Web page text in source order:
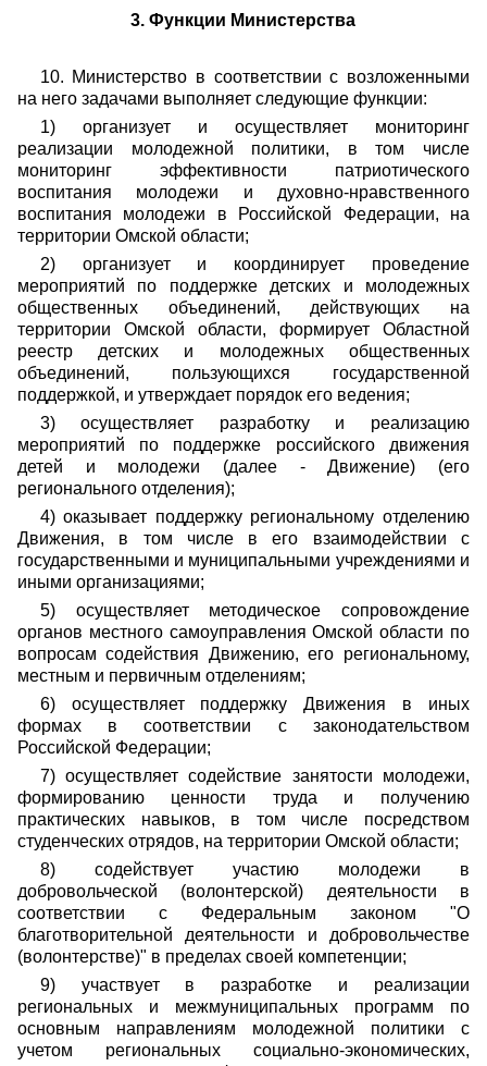
3. Функции Министерства
10. Министерство в соответствии с возложенными
на него задачами выполняет следующие функции:
1) организует и осуществляет мониторинг
реализации молодежной политики, в том числе
мониторинг эффективности патриотического
воспитания молодежи и духовно-нравственного
воспитания молодежи в Российской Федерации, на
территории Омской области;
2) организует и координирует проведение
мероприятий по поддержке детских и молодежных
общественных объединений, действующих на
территории Омской области, формирует Областной
реестр детских и молодежных общественных
объединений, пользующихся государственной
поддержкой, и утверждает порядок его ведения;
3) осуществляет разработку и реализацию
мероприятий по поддержке российского движения
детей и молодежи (далее - Движение) (его
регионального отделения);
4) оказывает поддержку региональному отделению
Движения, в том числе в его взаимодействии с
государственными и муниципальными учреждениями и
иными организациями;
5) осуществляет методическое сопровождение
органов местного самоуправления Омской области по
вопросам содействия Движению, его региональному,
местным и первичным отделениям;
6) осуществляет поддержку Движения в иных
формах в соответствии с законодательством
Российской Федерации;
7) осуществляет содействие занятости молодежи,
формированию ценности труда и получению
практических навыков, в том числе посредством
студенческих отрядов, на территории Омской области;
8) содействует участию молодежи в
добровольческой (волонтерской) деятельности в
соответствии с Федеральным законом "О
благотворительной деятельности и добровольчестве
(волонтерстве)" в пределах своей компетенции;
9) участвует в разработке и реализации
региональных и межмуниципальных программ по
основным направлениям молодежной политики с
учетом региональных социально-экономических,